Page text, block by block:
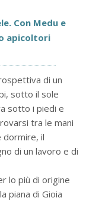
Con Medu e
apicoltori
di un
sotto il sole
sotto i piedi e
tra le mani
il
di un lavoro e di
lo più di origine
piana di Gioia